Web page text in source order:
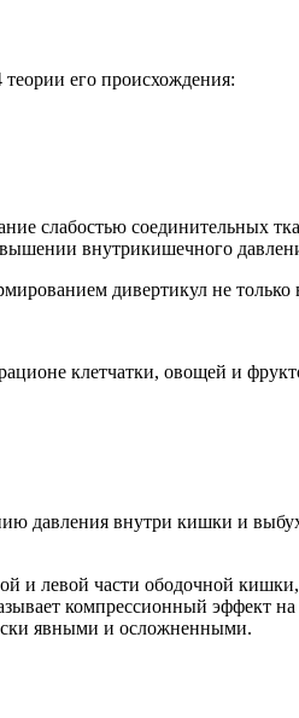
его происхождения:
слабостью соединительных
внутрикишечного
дивертикул не
клетчатки, овощей и
давления внутри кишки и
и левой части ободочной
компрессионный эффект
явными и осложненными.